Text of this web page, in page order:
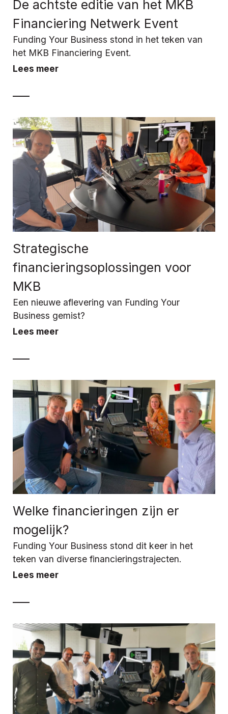
De achtste editie van het MKB
Financiering Netwerk Event
Funding Your Business stond in het teken van
het MKB Financiering Event.
Lees meer
Strategische
financieringsoplossingen voor
MKB
Een nieuwe aflevering van Funding Your
Business gemist?
Lees meer
Welke financieringen zijn er
mogelijk?
Funding Your Business stond dit keer in het
teken van diverse financieringstrajecten.
Lees meer